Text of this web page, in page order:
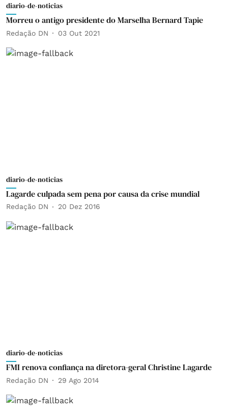
diario-de-noticias
Morreu o antigo presidente do Marselha Bernard Tapie
Redação DN 03 Out 2021
diario-de-noticias
Lagarde culpada sem pena por causa da crise mundial
Redação DN 20 Dez 2016
diario-de-noticias
FMI renova confiança na diretora-geral Christine Lagarde
Redação DN 29 Ago 2014